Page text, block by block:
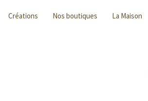
Créations Nos boutiques La Maison